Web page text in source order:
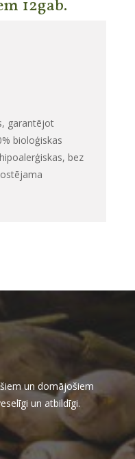
12gab.
garantējot
bioloģiskas
bez
un domājošiem
un atbildīgi.